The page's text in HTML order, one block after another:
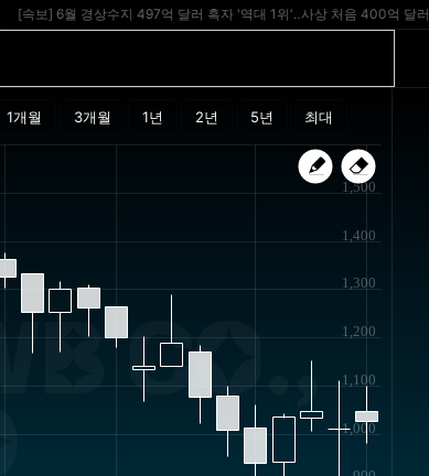
보] 6월 경상수지 497억 달러 흑자 '역대 1위'‥사상 처음 400억 달러 돌
CO.,
1,000
1,100
1,200
1,300
1,400
1,500